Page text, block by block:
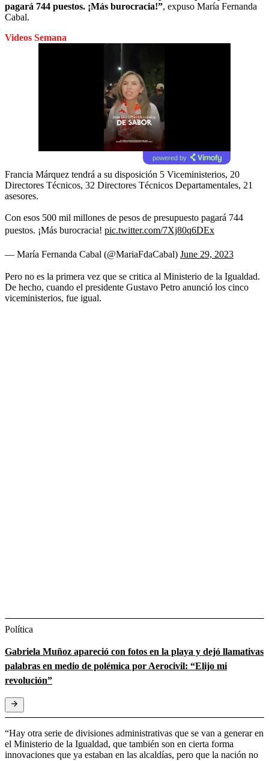
pagará 744 puestos. ¡Más burocracia!”, expuso María Fernanda
Cabal.
Videos Semana
powered by
Francia Márquez tendrá a su disposición 5 Viceministerios, 20
Directores Técnicos, 32 Directores Técnicos Departamentales, 21
asesores.
Con esos 500 mil millones de pesos de presupuesto pagará 744
puestos. ¡Más burocracia! pic.twitter.com/7Xj80q6DEx
— María Fernanda Cabal (@MariaFdaCabal) June 29, 2023
Pero no es la primera vez que se critica al Ministerio de la Igualdad.
De hecho, cuando el presidente Gustavo Petro anunció los cinco
viceministerios, fue igual.
Política
Gabriela Muñoz apareció con fotos en la playa y dejó llamativas
palabras en medio de polémica por Aerocivil: “Elijo mi
revolución”
“Hay otra serie de divisiones administrativas que se van a generar en
el Ministerio de la Igualdad, que también son en cierta forma
innovaciones que ya estaban en las alcaldías, pero que la nación no